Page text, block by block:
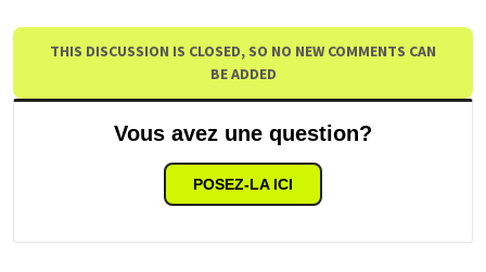
THIS DISCUSSION IS CLOSED, SO NO NEW COMMENTS CAN
BE ADDED
Vous avez une question?
POSEZ-LA ICI